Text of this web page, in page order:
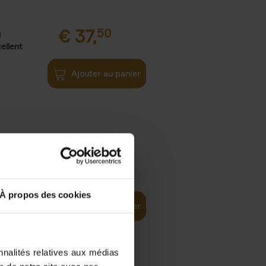
À propos des cookies
relatives aux médias
€ 37,50
Ajouter au panier
world 29,99
Ajouter au panier